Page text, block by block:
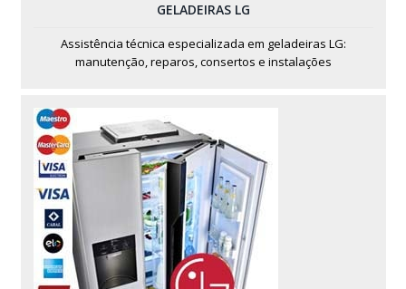
GELADEIRAS LG
Assistência técnica especializada em geladeiras LG:
manutenção, reparos, consertos e instalações